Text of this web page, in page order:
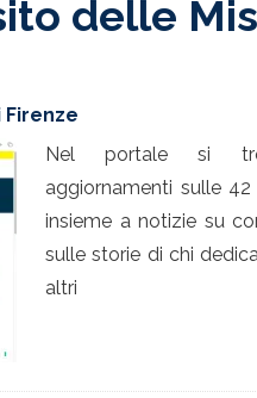
delle
Firenze
Nel portale si
aggiornamenti sulle
insieme a notizie su
sulle storie di chi
altri